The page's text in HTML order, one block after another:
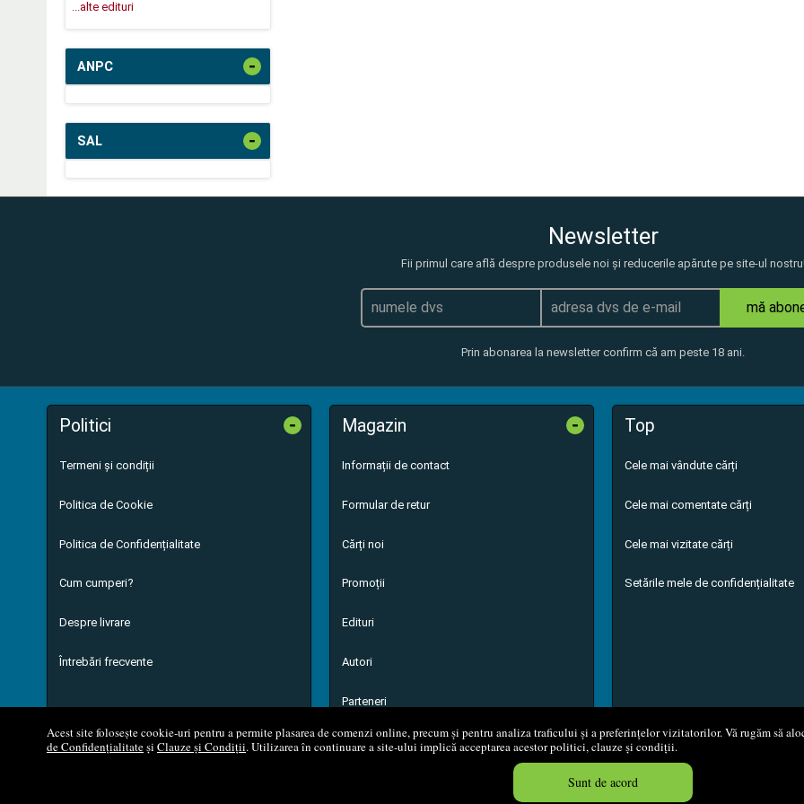
Acest site folosește cookie-uri pentru a permite plasarea de comenzi online, precum și pentru analiza traficului și a preferințelor vizitatorilor. Vă rugăm să
de Confidențialitateși Clauze și Condiții. Utilizarea în continuare a site-ului implică acceptarea acestor politici, clauze și condiții.
Sunt de acord
...alte edituri
ANPC -
SAL -
Newsletter
Fii primul care află despre produsele noi și reducerile apărute pe site-ul nostru!
mă
Prin abonarea la newsletter confirm că am peste 18 ani.
Politici -
Termeni și condiții
Politica de Cookie
Politica de Confidențialitate
Cum cumperi?
Despre livrare
Întrebări frecvente
Magazin -
Informații de contact
Formular de retur
Cărți noi
Promoții
Edituri
Autori
Parteneri
Top
Cele mai vândute cărți
Cele mai comentate cărți
Cele mai vizitate cărți
Setările mele de confidențialitate
© 2008 - 2026 S.C. M.G. Net Distribution S.R.L. Magazin online
Created in 0.0557 sec